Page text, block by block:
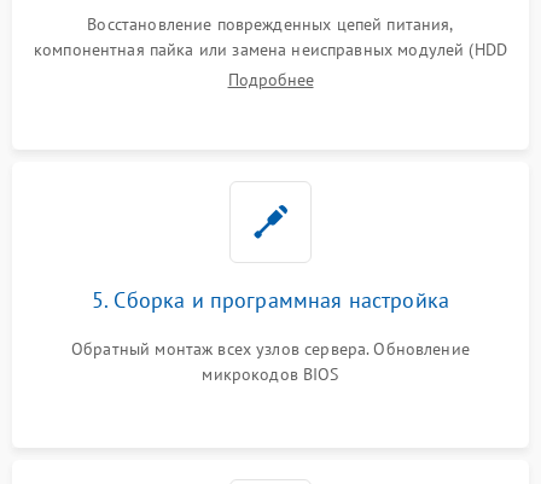
Восстановление поврежденных цепей питания,
компонентная пайка или замена неисправных модулей (HDD
Подробнее
5. Сборка и программная настройка
Обратный монтаж всех узлов сервера. Обновление
микрокодов BIOS